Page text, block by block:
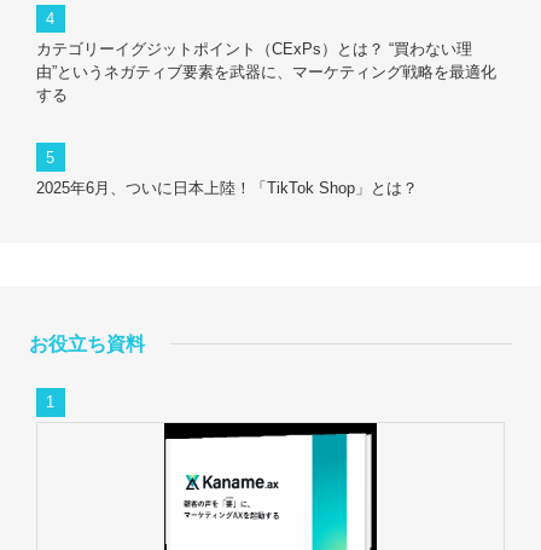
カテゴリーイグジットポイント（CExPs）とは？ “買わない理
由”というネガティブ要素を武器に、マーケティング戦略を最適化
する
2025年6月、ついに日本上陸！「TikTok Shop」とは？
お役立ち資料